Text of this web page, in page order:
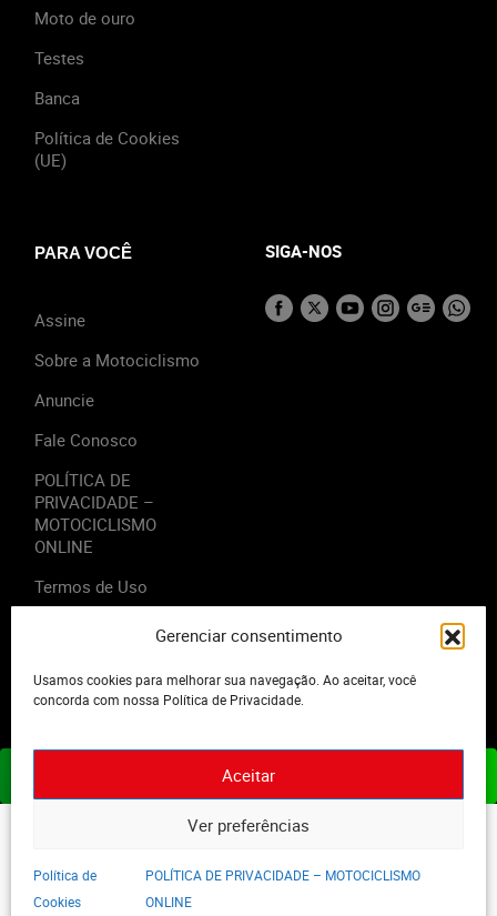
Gerenciar consentimento
Usamos cookies para melhorar sua navegação. Ao aceitar, você
concorda com nossa Política de Privacidade.
Aceitar
Ver preferências
Política de
Cookies
POLÍTICA DE PRIVACIDADE – MOTOCICLISMO
ONLINE
Moto de ouro
Testes
Banca
Política de Cookies
(UE)
PARA VOCÊ
Assine
Sobre a Motociclismo
Anuncie
Fale Conosco
POLÍTICA DE
PRIVACIDADE –
MOTOCICLISMO
ONLINE
Termos de Uso
SIGA-NOS
2023 - Editora Motor Midia. Todos os direitos reservados.
ASSINE JÁ